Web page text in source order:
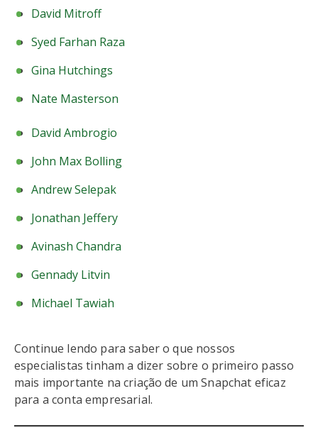
David Mitroff
Syed Farhan Raza
Gina Hutchings
Nate Masterson
David Ambrogio
John Max Bolling
Andrew Selepak
Jonathan Jeffery
Avinash Chandra
Gennady Litvin
Michael Tawiah
Continue lendo para saber o que nossos
especialistas tinham a dizer sobre o primeiro passo
mais importante na criação de um Snapchat eficaz
para a conta empresarial.